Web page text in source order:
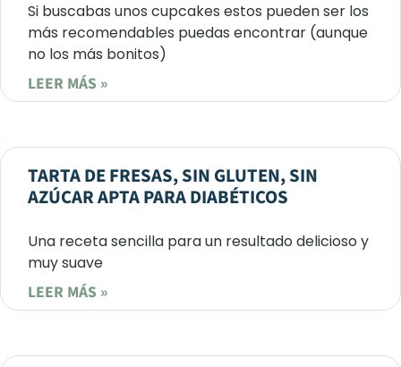
Si buscabas unos cupcakes estos pueden ser los
más recomendables puedas encontrar (aunque
no los más bonitos)
LEER MÁS »
TARTA DE FRESAS, SIN GLUTEN, SIN
AZÚCAR APTA PARA DIABÉTICOS
Una receta sencilla para un resultado delicioso y
muy suave
LEER MÁS »